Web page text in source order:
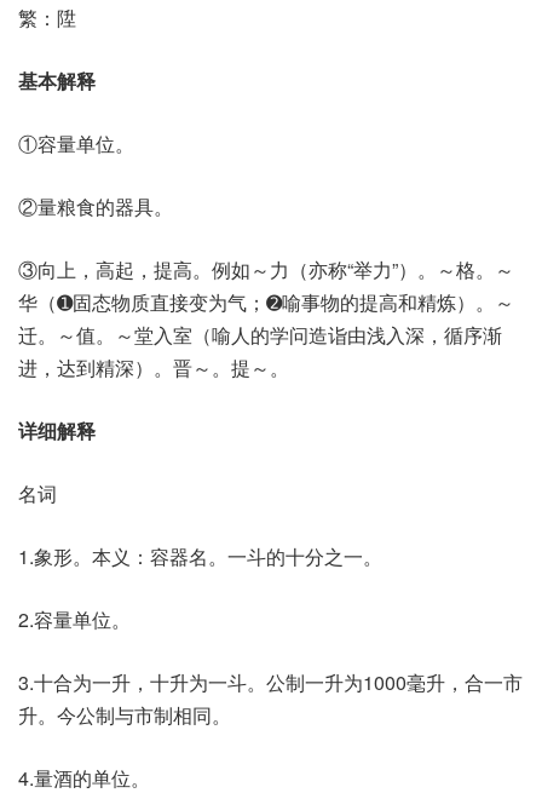
繁：陞
基本解释
①容量单位。
②量粮食的器具。
③向上，高起，提高。例如～力（亦称“举力”）。～格。～
华（➊固态物质直接变为气；➋喻事物的提高和精炼）。～
迁。～值。～堂入室（喻人的学问造诣由浅入深，循序渐
进，达到精深）。晋～。提～。
详细解释
名词
1.象形。本义：容器名。一斗的十分之一。
2.容量单位。
3.十合为一升，十升为一斗。公制一升为1000毫升，合一市
升。今公制与市制相同。
4.量酒的单位。